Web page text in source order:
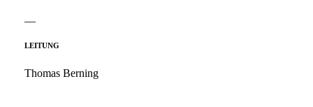
LEITUNG
Thomas Berning